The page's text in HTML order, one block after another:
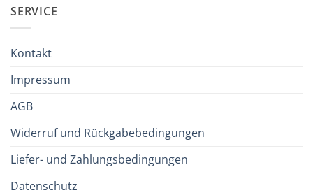
SERVICE
Kontakt
Impressum
AGB
Widerruf und Rückgabebedingungen
Liefer- und Zahlungsbedingungen
Datenschutz